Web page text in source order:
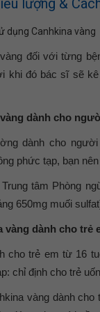
dụng Canhkina vàng
đối với từng
khi đó bác sĩ sẽ
dành cho
dành cho
phức tạp, bạn
tâm Phòng
650mg muối
dành cho trẻ
cho trẻ em từ 16
chỉ định cho trẻ
vàng dành